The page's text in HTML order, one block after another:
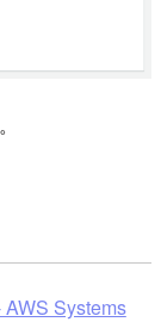
Systems